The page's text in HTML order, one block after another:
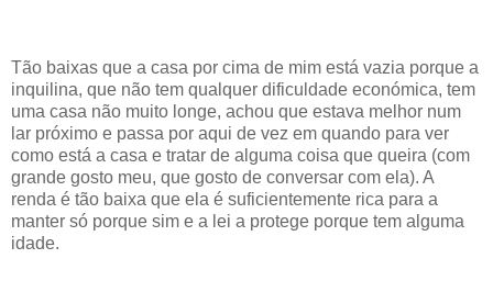
Tão baixas que a casa por cima de mim está vazia porque a
inquilina, que não tem qualquer dificuldade económica, tem
uma casa não muito longe, achou que estava melhor num
lar próximo e passa por aqui de vez em quando para ver
como está a casa e tratar de alguma coisa que queira (com
grande gosto meu, que gosto de conversar com ela). A
renda é tão baixa que ela é suficientemente rica para a
manter só porque sim e a lei a protege porque tem alguma
idade.